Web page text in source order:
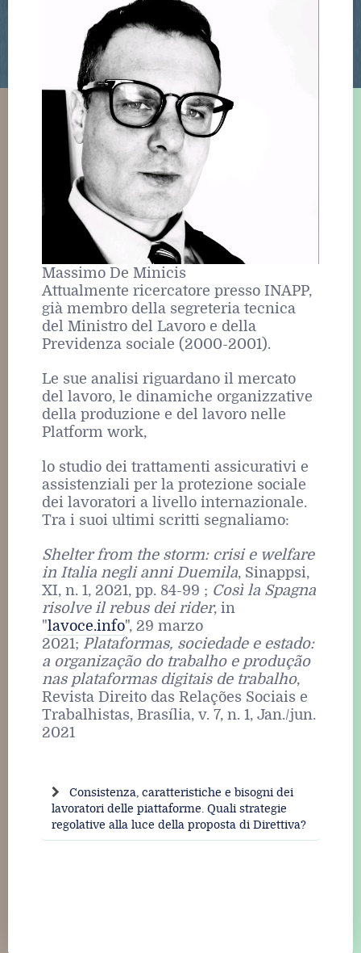
Massimo De Minicis
Attualmente ricercatore presso INAPP,
già membro della segreteria tecnica
del Ministro del Lavoro e della
Previdenza sociale (2000-2001).
Le sue analisi riguardano il mercato
del lavoro, le dinamiche organizzative
della produzione e del lavoro nelle
Platform work,
lo studio dei trattamenti assicurativi e
assistenziali per la protezione sociale
dei lavoratori a livello internazionale.
Tra i suoi ultimi scritti segnaliamo:
Shelter from the storm: crisi e welfare
in Italia negli anni Duemila, Sinappsi,
XI, n. 1, 2021, pp. 84-99 ; Così la Spagna
risolve il rebus dei rider, in
"lavoce.info", 29 marzo
2021; Plataformas, sociedade e estado:
a organização do trabalho e produção
nas plataformas digitais de trabalho,
Revista Direito das Relações Sociais e
Trabalhistas, Brasília, v. 7, n. 1, Jan./jun.
2021
Consistenza, caratteristiche e bisogni dei
lavoratori delle piattaforme. Quali strategie
regolative alla luce della proposta di Direttiva?